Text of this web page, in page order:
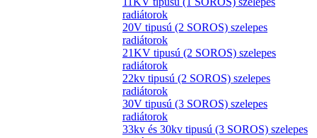
radiátorok
20V tipusú (2 SOROS) szelepes
radiátorok
21KV tipusú (2 SOROS) szelepes
radiátorok
22kv tipusú (2 SOROS) szelepes
radiátorok
30V tipusú (3 SOROS) szelepes
radiátorok
33kv és 30kv tipusú (3 SOROS) szelepes